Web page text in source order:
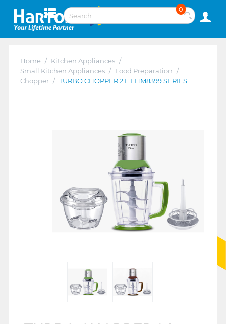
0
Home / Kitchen Appliances /
Small Kitchen Appliances / Food Preparation /
Chopper / TURBO CHOPPER 2 L EHM8399 SERIES